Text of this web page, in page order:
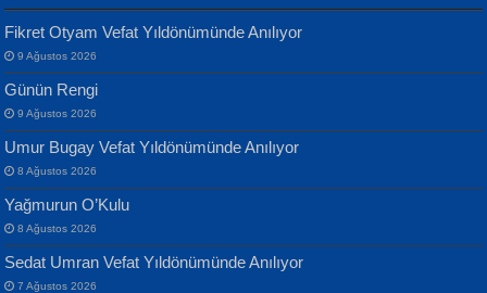
MUSTAFA KELOĞLU
Yarına İz Bırakmak...
ATİLLA ÖZEN
Yılmaz Ekinci
Geceye Söylenen...
Banu Sancak
Fikret Otyam Vefat Yıldönümünde Anılıyor
9 Ağustos 2026
Günün Rengi
9 Ağustos 2026
Umur Bugay Vefat Yıldönümünde Anılıyor
8 Ağustos 2026
Yağmurun O’Kulu
8 Ağustos 2026
Sedat Umran Vefat Yıldönümünde Anılıyor
7 Ağustos 2026